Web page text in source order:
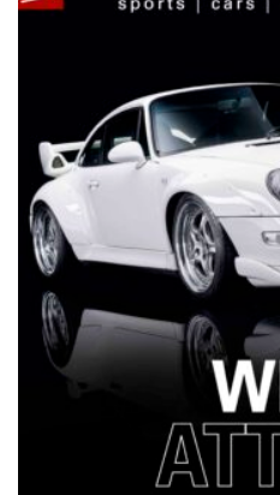
NETZWERKEINS GO! //
12 Jahre werk1®
culture: Bestellen
neue
(erscheint am 1. Juli
auf netzwerkeins |
23. Juni 2025